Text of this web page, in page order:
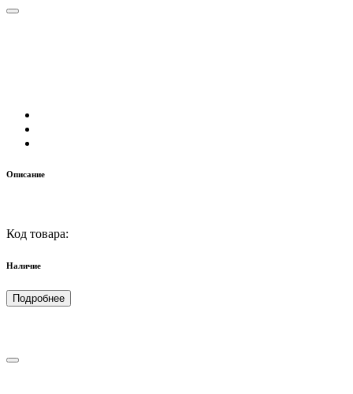
Описание
Код товара:
Наличие
Подробнее